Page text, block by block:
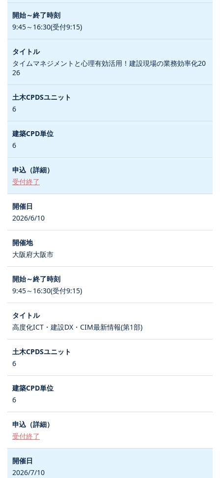
9:45～16:30(受付9:15)
タイムマネジメントと心理有効活用！建設現場の業務効率化20
26
6
6
受付終了
2026/6/10
大阪府大阪市
9:45～16:30(受付9:15)
高度化ICT・建設DX・CIM最新情報(第1部)
6
6
受付終了
2026/7/10